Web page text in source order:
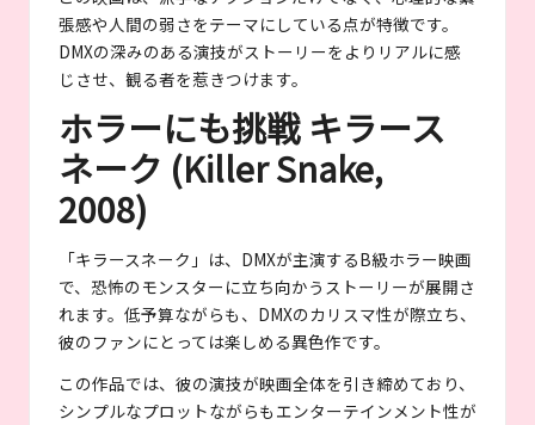
張感や人間の弱さをテーマにしている点が特徴です。
DMXの深みのある演技がストーリーをよりリアルに感
じさせ、観る者を惹きつけます。
ホラーにも挑戦 キラース
ネーク (Killer Snake,
2008)
「キラースネーク」は、DMXが主演するB級ホラー映画
で、恐怖のモンスターに立ち向かうストーリーが展開さ
れます。低予算ながらも、DMXのカリスマ性が際立ち、
彼のファンにとっては楽しめる異色作です。
この作品では、彼の演技が映画全体を引き締めており、
シンプルなプロットながらもエンターテインメント性が